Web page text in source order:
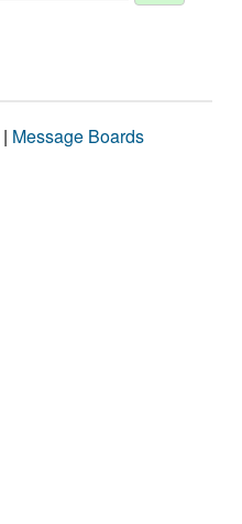
| Message Boards